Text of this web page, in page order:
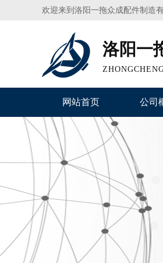
欢迎来到洛阳一拖众成配件制造
洛阳一
网站首页 公司